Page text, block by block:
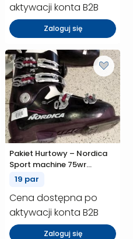
aktywacji konta B2B
Zaloguj się
Pakiet Hurtowy – Nordica
Sport machine 75wr
(18par) / ST (1para) – 19
szt. (P01008)
19 par
Cena dostępna po
aktywacji konta B2B
Zaloguj się